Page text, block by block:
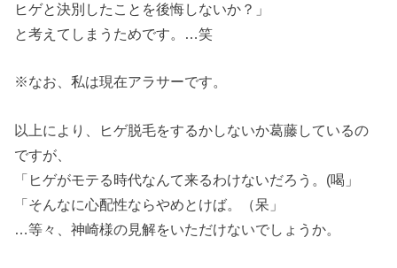
ヒゲと決別したことを後悔しないか？」
と考えてしまうためです。…笑
※なお、私は現在アラサーです。
以上により、ヒゲ脱毛をするかしないか葛藤しているの
ですが、
「ヒゲがモテる時代なんて来るわけないだろう。(喝」
「そんなに心配性ならやめとけば。（呆」
…等々、神崎様の見解をいただけないでしょうか。